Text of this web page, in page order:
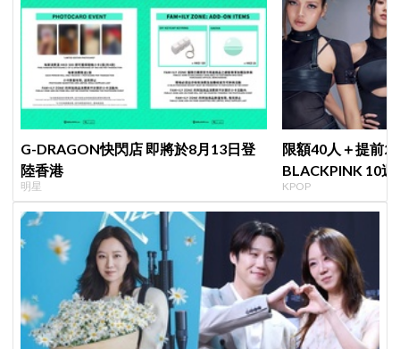
G-DRAGON快閃店 即將於8月13日登
陸香港
明星
限額40人＋提前2
BLACKPINK 10
衍」，YG急證實
KPOP